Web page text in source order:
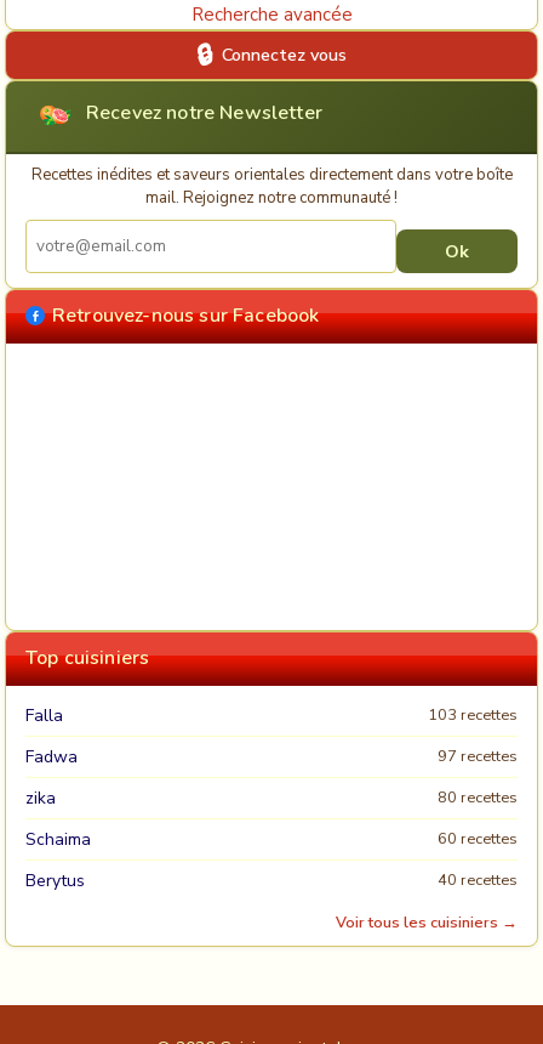
Recherche avancée
Connectez vous
Recevez notre Newsletter
Recettes inédites et saveurs orientales directement dans votre boîte
mail. Rejoignez notre communauté !
Retrouvez-nous sur Facebook
Top cuisiniers
Falla 103 recettes
Fadwa 97 recettes
zika 80 recettes
Schaima 60 recettes
Berytus
40 recettes
Voir tous les cuisiniers →